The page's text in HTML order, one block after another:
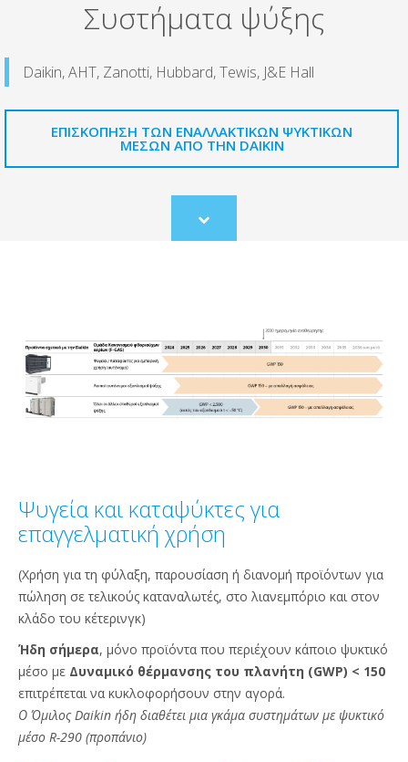
Συστήματα ψύξης
Daikin, AHT, Zanotti, Hubbard, Tewis, J&E Hall
ΕΠΙΣΚΌΠΗΣΗ ΤΩΝ ΕΝΑΛΛΑΚΤΙΚΏΝ ΨΥΚΤΙΚΏΝ
ΜΈΣΩΝ ΑΠΌ ΤΗΝ DAIKIN
Scroll
to
Ψυγεία και καταψύκτες για
επαγγελματική χρήση
(Χρήση για τη φύλαξη, παρουσίαση ή διανομή προϊόντων για
πώληση σε τελικούς καταναλωτές, στο λιανεμπόριο και στον
κλάδο του κέτερινγκ)​
Ήδη σήμερα, μόνο προϊόντα που περιέχουν κάποιο ψυκτικό
μέσο με Δυναμικό θέρμανσης του πλανήτη (GWP) < 150
επιτρέπεται να κυκλοφορήσουν στην αγορά.​
Ο Όμιλος Daikin ήδη διαθέτει μια γκάμα συστημάτων με ψυκτικό
μέσο R-290 (προπάνιο)